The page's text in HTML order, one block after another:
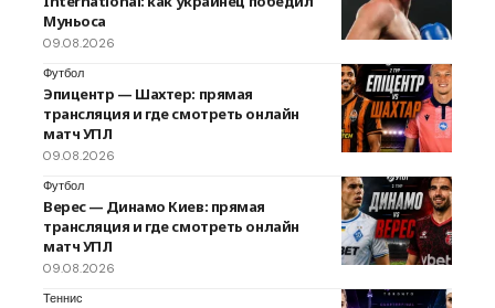
Муньоса
09.08.2026
Футбол
Эпицентр — Шахтер: прямая
трансляция и где смотреть онлайн
матч УПЛ
09.08.2026
Футбол
Верес — Динамо Киев: прямая
трансляция и где смотреть онлайн
матч УПЛ
09.08.2026
Теннис